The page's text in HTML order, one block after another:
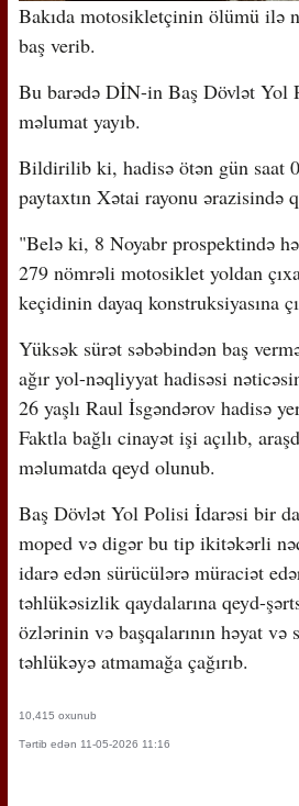
Bakıda motosikletçinin ölümü ilə
baş verib.
Bu barədə DİN-in Baş Dövlət Yol
məlumat yayıb.
Bildirilib ki, hadisə ötən gün saat
paytaxtın Xətai rayonu ərazisində
"Belə ki, 8 Noyabr prospektində
279 nömrəli motosiklet yoldan
keçidinin dayaq konstruksiyasına
Yüksək sürət səbəbindən baş
ağır yol-nəqliyyat hadisəsi
26 yaşlı Raul İsgəndərov hadisə
Faktla bağlı cinayət işi açılıb,
məlumatda qeyd olunub.
Baş Dövlət Yol Polisi İdarəsi bir
moped və digər bu tip ikitəkərli
idarə edən sürücülərə müraciət
təhlükəsizlik qaydalarına qeyd-
özlərinin və başqalarının həyat və
təhlükəyə atmamağa çağırıb.
10,415 oxunub
Tərtib edən 11-05-2026 11:16